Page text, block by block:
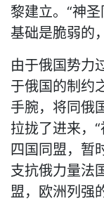
黎建立。“神
基础是脆弱的
由于俄国势力
于俄国的制约
手腕，将同俄
拉拢了进来，
四国同盟，暂
支抗俄力量法
盟，欧洲列强